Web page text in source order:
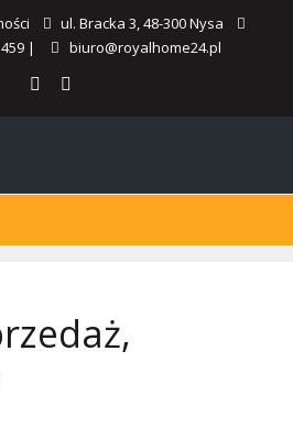
ul. Bracka 3, 48-300 Nysa
| biuro@royalhome24.pl